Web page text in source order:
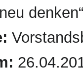
denken“